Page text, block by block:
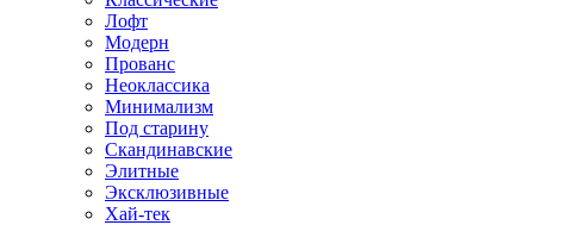
Лофт
Модерн
Прованс
Неоклассика
Минимализм
Под старину
Скандинавские
Элитные
Эксклюзивные
Хай-тек